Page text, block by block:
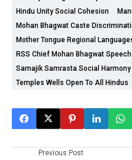
Hindu Unity Social Cohesion
Mohan Bhagwat Caste
Mother Tongue Regional
RSS Chief Mohan Bhagwat Speech
Samajik Samrasta Social Harmony
Temples Wells Open To All Hindus
Previous Post